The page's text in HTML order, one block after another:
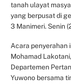
tanah ulayat
yang berpusat di
3 Manimeri. Senin
Acara penyerahan
Mohamad
Departemen
Yuwono bersama